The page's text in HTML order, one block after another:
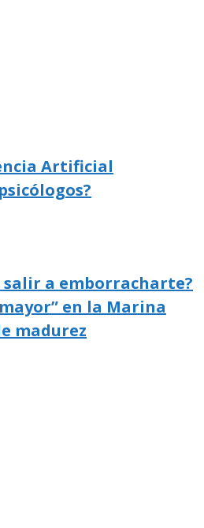
Artificial
salir a emborracharte?
en la Marina
madurez